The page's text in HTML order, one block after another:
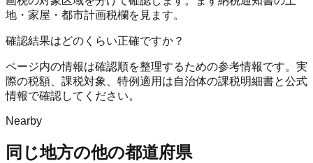
地・家屋・都市計画税欄を見ます。
確認結果はどのくらい正確ですか？
ページ内の情報は確認順を整理するための参考情報です。実
際の税額、課税対象、特例適用は自治体の課税明細書と公式
情報で確認してください。
Nearby
同じ地方の他の都道府県